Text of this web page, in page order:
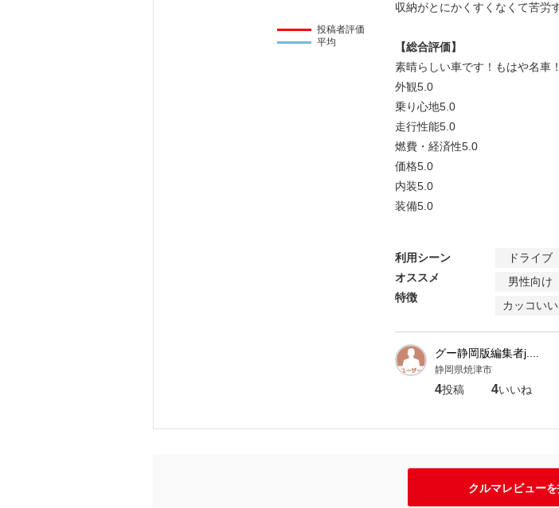
投稿者評価
平均
収納がとにかくすくなくて苦労
【総合評価】
素晴らしい車です！もはや名車
外観5.0
乗り心地5.0
走行性能5.0
燃費・経済性5.0
価格5.0
内装5.0
装備5.0
利用シーン ドライブ
オススメ
男性向け
特徴
カッコいい
グー静岡版編集者j....
静岡県焼津市
4投稿 4いいね
クルマレビュー